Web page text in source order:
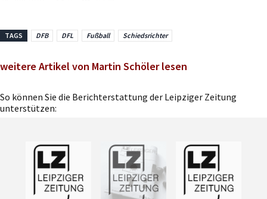
TAGS DFB DFL Fußball Schiedsrichter
weitere Artikel von Martin Schöler lesen
So können Sie die Berichterstattung der Leipziger Zeitung
unterstützen: